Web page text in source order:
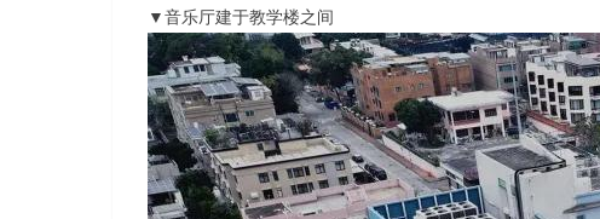
▼音乐厅建于教学楼之间